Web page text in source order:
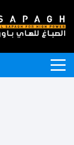
إلى
المحتوى